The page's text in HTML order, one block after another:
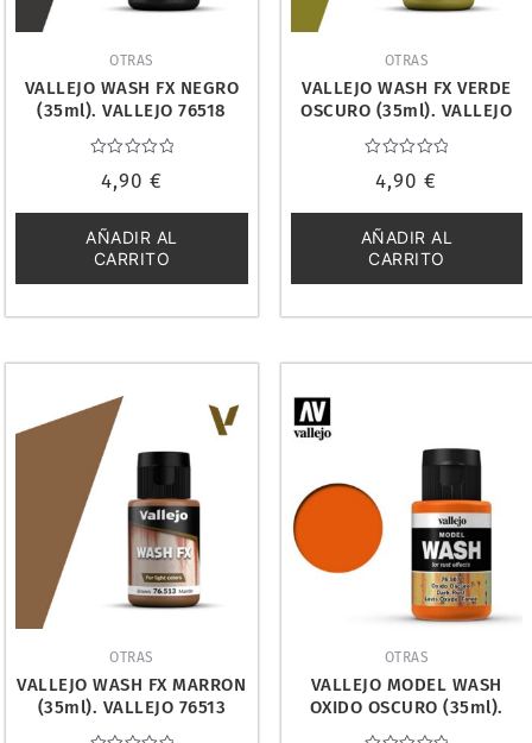
OTRAS
VALLEJO WASH FX NEGRO
(35ml). VALLEJO 76518
con
de
5
4,90 €
AÑADIR AL
CARRITO
OTRAS
VALLEJO WASH FX VERDE
OSCURO (35ml). VALLEJO
76512
con
de
5
4,90€
AÑADIR AL
CARRITO
OTRAS
VALLEJO WASH FX MARRON
(35ml). VALLEJO 76513
OTRAS
VALLEJO MODEL WASH
OXIDO OSCURO (35ml).
VALLEJO 76507